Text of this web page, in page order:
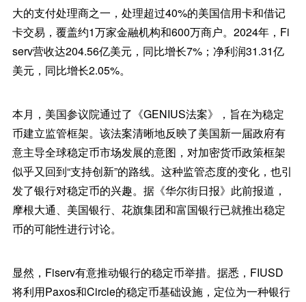
大的支付处理商之一，处理超过40%的美国信用卡和借记
卡交易，覆盖约1万家金融机构和600万商户。2024年，Fi
serv营收达204.56亿美元，同比增长7%；净利润31.31亿
美元，同比增长2.05%。
本月，美国参议院通过了《GENIUS法案》，旨在为稳定
币建立监管框架。该法案清晰地反映了美国新一届政府有
意主导全球稳定币市场发展的意图，对加密货币政策框架
似乎又回到“支持创新”的路线。这种监管态度的变化，也引
发了银行对稳定币的兴趣。据《华尔街日报》此前报道，
摩根大通、美国银行、花旗集团和富国银行已就推出稳定
币的可能性进行讨论。
显然，Fiserv有意推动银行的稳定币举措。据悉，FIUSD
将利用Paxos和Circle的稳定币基础设施，定位为一种银行